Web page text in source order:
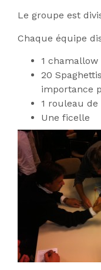
Le groupe est
Chaque équipe
1 chamallow
20
importance
1 rouleau de
Une ficelle